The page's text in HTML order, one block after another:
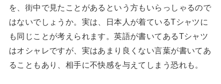
を、街中で見たことがあるという方もいらっしゃるので
はないでしょうか。実は、日本人が着ているTシャツに
も同じことが考えられます。英語が書いてあるTシャツ
はオシャレですが、実はあまり良くない言葉が書いてあ
ることもあり、相手に不快感を与えてしまう恐れも。